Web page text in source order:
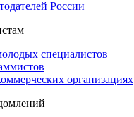
России
специалистов
организациях